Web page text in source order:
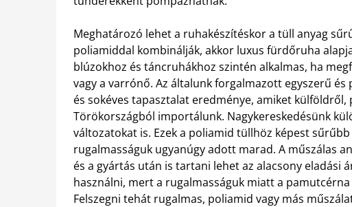
Meghatározó lehet a ruhakészítéskor a tüll anyag
poliamiddal kombinálják, akkor luxus fürdőruha
blúzokhoz és táncruhákhoz szintén alkalmas, ha
vagy a varrónő. Az általunk forgalmazott egyszerű
és sokéves tapasztalat eredménye, amiket
Törökországból importálunk. Nagykereskedésünk
változatokat is. Ezek a poliamid tüllhöz képest
rugalmasságuk ugyanúgy adott marad. A műszálas
és a gyártás után is tartani lehet az alacsony eladási
használni, mert a rugalmasságuk miatt a
Felszegni tehát rugalmas, poliamid vagy más